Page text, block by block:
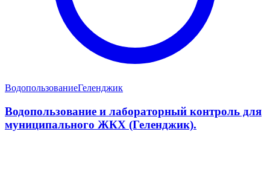
ВодопользованиеГеленджик
Водопользование и лабораторный контроль для
муниципального ЖКХ (Геленджик).